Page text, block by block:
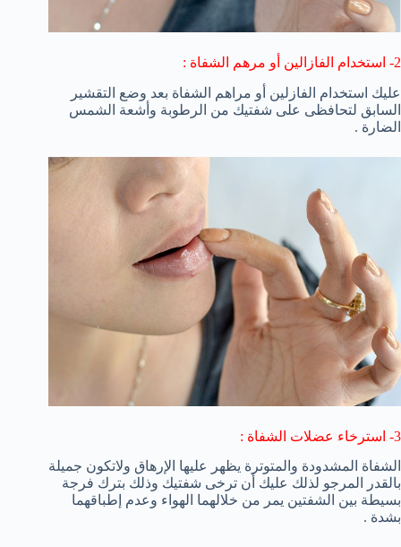
2- استخدام الفازالين أو مرهم الشفاة :
عليك استخدام الفازلين أو مراهم الشفاة بعد وضع التقشير
السابق لتحافظى على شفتيك من الرطوبة وأشعة الشمس
الضارة .
3- استرخاء عضلات الشفاة :
الشفاة المشدودة والمتوترة يظهر عليها الإرهاق ولاتكون جميلة
بالقدر المرجو لذلك عليك أن ترخى شفتيك وذلك بترك فرجة
بسيطة بين الشفتين يمر من خلالهما الهواء وعدم إطباقهما
بشدة .